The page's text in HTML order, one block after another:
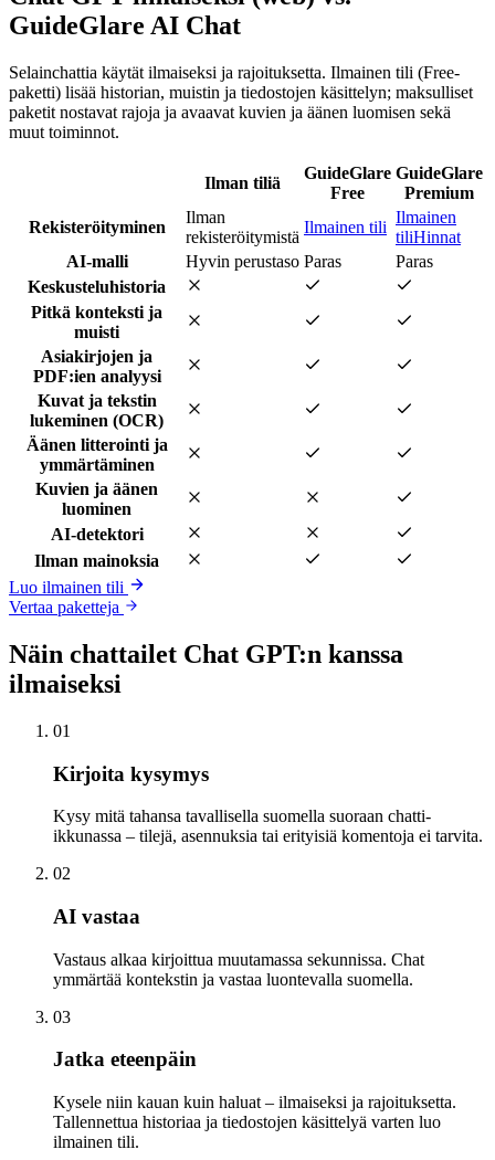
GuideGlare AI Chat
Selainchattia käytät ilmaiseksi ja rajoituksetta. Ilmainen tili (Free-
paketti) lisää historian, muistin ja tiedostojen käsittelyn; maksulliset
paketit nostavat rajoja ja avaavat kuvien ja äänen luomisen sekä
muut toiminnot.
Ilman tiliä
GuideGlare
Free
GuideGlare
Premium
Rekisteröityminen
Ilman
rekisteröitymistä
Ilmainen tili
Ilmainen
tiliHinnat
AI-malli
Hyvin perustaso Paras
Paras
Keskusteluhistoria
Pitkä konteksti ja
muisti
Asiakirjojen ja
PDF:ien analyysi
Kuvat ja tekstin
lukeminen (OCR)
Äänen litterointi ja
ymmärtäminen
Kuvien ja äänen
luominen
AI-detektori
Ilman mainoksia
Luo ilmainen tili
Vertaa paketteja
Näin chattailet Chat GPT:n kanssa
ilmaiseksi
01
Kirjoita kysymys
Kysy mitä tahansa tavallisella suomella suoraan chatti-
ikkunassa – tilejä, asennuksia tai erityisiä komentoja ei tarvita.
02
AI vastaa
Vastaus alkaa kirjoittua muutamassa sekunnissa. Chat
ymmärtää kontekstin ja vastaa luontevalla suomella.
03
Jatka eteenpäin
Kysele niin kauan kuin haluat – ilmaiseksi ja rajoituksetta.
Tallennettua historiaa ja tiedostojen käsittelyä varten luo
ilmainen tili.